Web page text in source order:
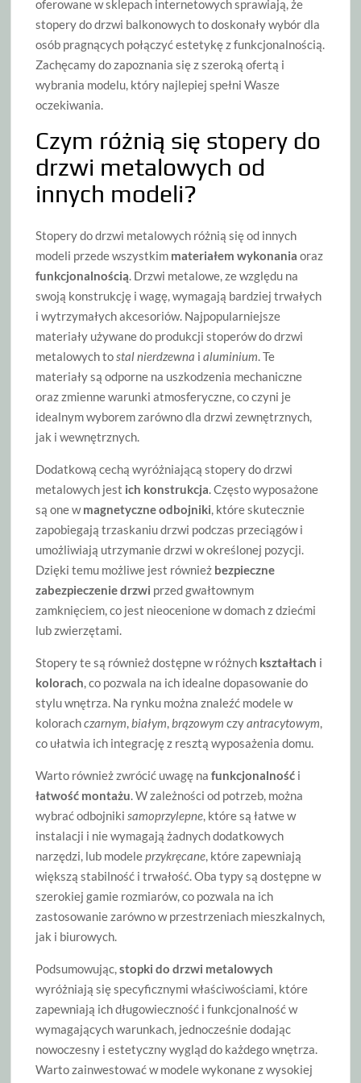
oferowane w sklepach internetowych sprawiają, że
stopery do drzwi balkonowych to doskonały wybór dla
osób pragnących połączyć estetykę z funkcjonalnością.
Zachęcamy do zapoznania się z szeroką ofertą i
wybrania modelu, który najlepiej spełni Wasze
oczekiwania.
Czym różnią się stopery do
drzwi metalowych od
innych modeli?
Stopery do drzwi metalowych różnią się od innych
modeli przede wszystkim materiałem wykonania oraz
funkcjonalnością. Drzwi metalowe, ze względu na
swoją konstrukcję i wagę, wymagają bardziej trwałych
i wytrzymałych akcesoriów. Najpopularniejsze
materiały używane do produkcji stoperów do drzwi
metalowych tostal nierdzewna ialuminium. Te
materiały są odporne na uszkodzenia mechaniczne
oraz zmienne warunki atmosferyczne, co czyni je
idealnym wyborem zarówno dla drzwi zewnętrznych,
jak i wewnętrznych.
Dodatkową cechą wyróżniającą stopery do drzwi
metalowych jest ich konstrukcja. Często wyposażone
są one wmagnetyczne odbojniki, które skutecznie
zapobiegają trzaskaniu drzwi podczas przeciągów i
umożliwiają utrzymanie drzwi w określonej pozycji.
Dzięki temu możliwe jest również bezpieczne
zabezpieczenie drzwi przed gwałtownym
zamknięciem, co jest nieocenione w domach z dziećmi
lub zwierzętami.
Stopery te są również dostępne w różnych kształtach i
kolorach, co pozwala na ich idealne dopasowanie do
stylu wnętrza. Na rynku można znaleźć modele w
kolorachczarnym,białym,brązowym czyantracytowym,
co ułatwia ich integrację z resztą wyposażenia domu.
Warto również zwrócić uwagę nafunkcjonalność i
łatwość montażu. W zależności od potrzeb, można
wybrać odbojnikisamoprzylepne, które są łatwe w
instalacji i nie wymagają żadnych dodatkowych
narzędzi, lub modeleprzykręcane, które zapewniają
większą stabilność i trwałość. Oba typy są dostępne w
szerokiej gamie rozmiarów, co pozwala na ich
zastosowanie zarówno w przestrzeniach mieszkalnych,
jak i biurowych.
Podsumowując,stopki do drzwi metalowych
wyróżniają się specyficznymi właściwościami, które
zapewniają ich długowieczność i funkcjonalność w
wymagających warunkach, jednocześnie dodając
nowoczesny i estetyczny wygląd do każdego wnętrza.
Warto zainwestować w modele wykonane z wysokiej